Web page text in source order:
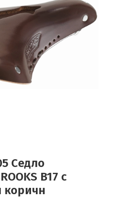
Седло
B17 с
коричн